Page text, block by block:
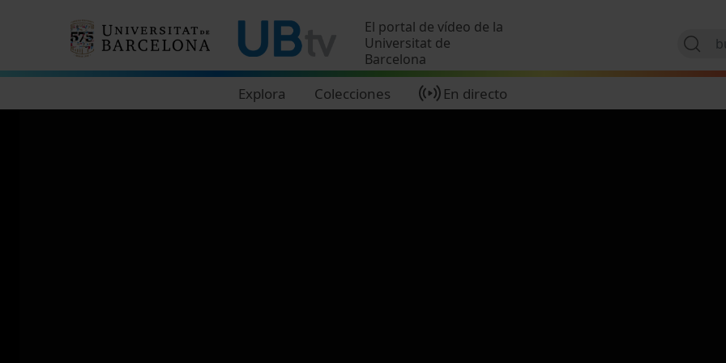
El portal de vídeo de la
Universitat de
Barcelona
Explora Colecciones En directo